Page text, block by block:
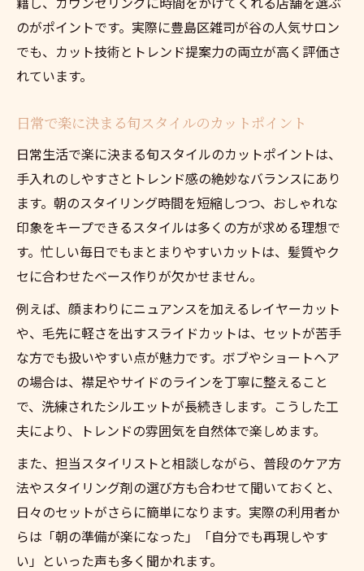
のがポイントです。実際に豊島区雑司が谷の人気サロン
でも、カット技術とトレンド提案力の両立が高く評価さ
れています。
日常で楽に決まる旬スタイルのカットポイント
日常生活で楽に決まる旬スタイルのカットポイントは、
手入れのしやすさとトレンド感の絶妙なバランスにあり
ます。朝のスタイリング時間を短縮しつつ、おしゃれな
印象をキープできるスタイルは多くの方が求める理想で
す。忙しい毎日でもまとまりやすいカットは、髪質やク
セに合わせたベース作りが欠かせません。
例えば、顔まわりにニュアンスを加えるレイヤーカット
や、毛先に軽さを出すスライドカットは、セットが苦手
な方でも扱いやすい点が魅力です。ボブやショートヘア
の場合は、襟足やサイドのラインを丁寧に整えること
で、洗練されたシルエットが長続きします。こうした工
夫により、トレンドの雰囲気を自然体で楽しめます。
また、担当スタイリストと相談しながら、普段のケア方
法やスタイリング剤の選び方も合わせて聞いておくと、
日々のセットがさらに簡単になります。実際の利用者か
らは「朝の準備が楽になった」「自分でも再現しやす
い」といった声も多く聞かれます。